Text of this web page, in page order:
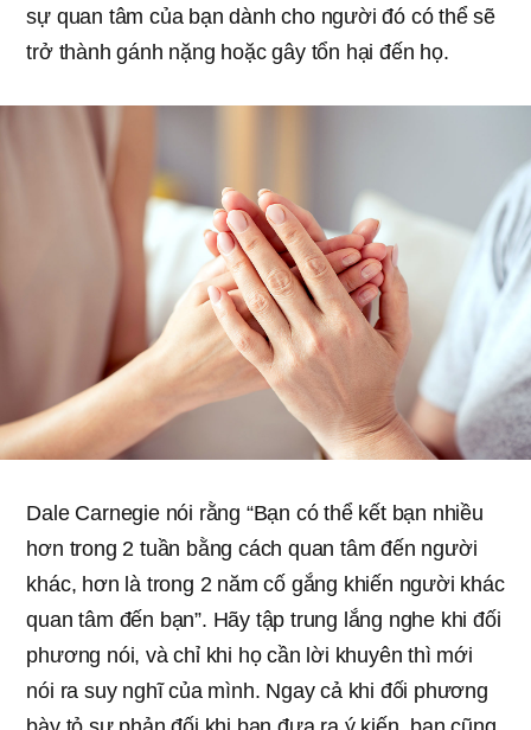
sự quan tâm của bạn dành cho người đó có thể sẽ
trở thành gánh nặng hoặc gây tổn hại đến họ.
Dale Carnegie nói rằng “Bạn có thể kết bạn nhiều
hơn trong 2 tuần bằng cách quan tâm đến người
khác, hơn là trong 2 năm cố gắng khiến người khác
quan tâm đến bạn”. Hãy tập trung lắng nghe khi đối
phương nói, và chỉ khi họ cần lời khuyên thì mới
nói ra suy nghĩ của mình. Ngay cả khi đối phương